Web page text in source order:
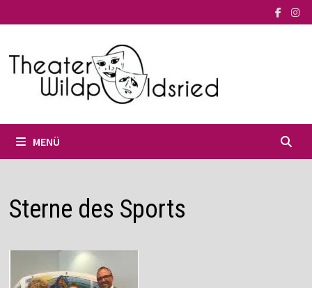
Inhalt
MENÜ
Sterne des Sports